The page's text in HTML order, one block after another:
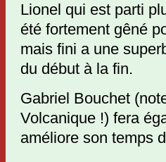
Lionel qui est parti
été fortement gêné
mais fini a une
du début à la fin.
Gabriel Bouchet
Volcanique !) fera
améliore son temps